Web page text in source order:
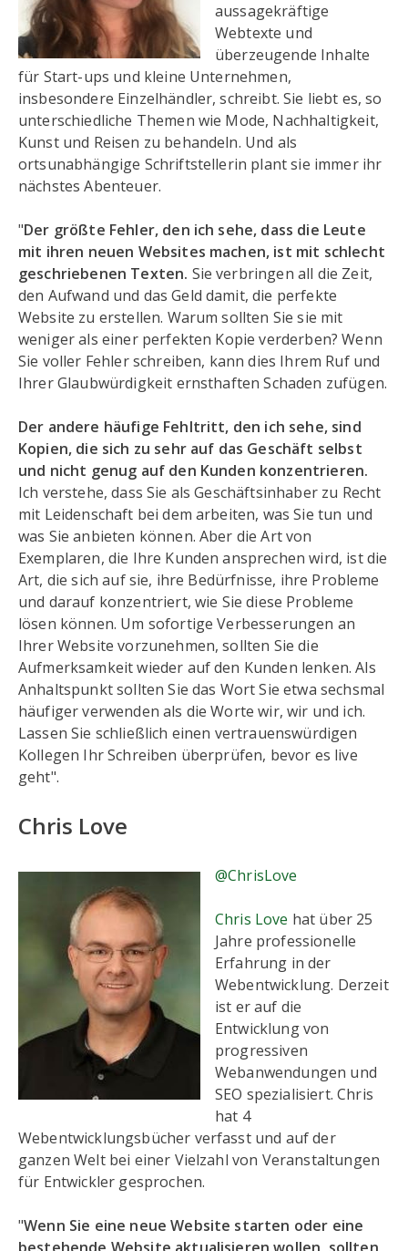
aussagekräftige
Webtexte und
überzeugende Inhalte
für Start-ups und kleine Unternehmen,
insbesondere Einzelhändler, schreibt. Sie liebt es, so
unterschiedliche Themen wie Mode, Nachhaltigkeit,
Kunst und Reisen zu behandeln. Und als
ortsunabhängige Schriftstellerin plant sie immer ihr
nächstes Abenteuer.
"Der größte Fehler, den ich sehe, dass die Leute
mit ihren neuen Websites machen, ist mit schlecht
geschriebenen Texten. Sie verbringen all die Zeit,
den Aufwand und das Geld damit, die perfekte
Website zu erstellen. Warum sollten Sie sie mit
weniger als einer perfekten Kopie verderben? Wenn
Sie voller Fehler schreiben, kann dies Ihrem Ruf und
Ihrer Glaubwürdigkeit ernsthaften Schaden zufügen.
Der andere häufige Fehltritt, den ich sehe, sind
Kopien, die sich zu sehr auf das Geschäft selbst
und nicht genug auf den Kunden konzentrieren.
Ich verstehe, dass Sie als Geschäftsinhaber zu Recht
mit Leidenschaft bei dem arbeiten, was Sie tun und
was Sie anbieten können. Aber die Art von
Exemplaren, die Ihre Kunden ansprechen wird, ist die
Art, die sich auf sie, ihre Bedürfnisse, ihre Probleme
und darauf konzentriert, wie Sie diese Probleme
lösen können. Um sofortige Verbesserungen an
Ihrer Website vorzunehmen, sollten Sie die
Aufmerksamkeit wieder auf den Kunden lenken. Als
Anhaltspunkt sollten Sie das Wort Sie etwa sechsmal
häufiger verwenden als die Worte wir, wir und ich.
Lassen Sie schließlich einen vertrauenswürdigen
Kollegen Ihr Schreiben überprüfen, bevor es live
geht".
Chris Love
@ChrisLove
Chris Love hat über 25
Jahre professionelle
Erfahrung in der
Webentwicklung. Derzeit
ist er auf die
Entwicklung von
progressiven
Webanwendungen und
SEO spezialisiert. Chris
hat 4
Webentwicklungsbücher verfasst und auf der
ganzen Welt bei einer Vielzahl von Veranstaltungen
für Entwickler gesprochen.
"Wenn Sie eine neue Website starten oder eine